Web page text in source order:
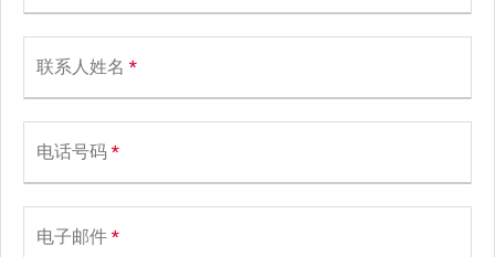
联系人姓名 *
电话号码 *
电子邮件 *